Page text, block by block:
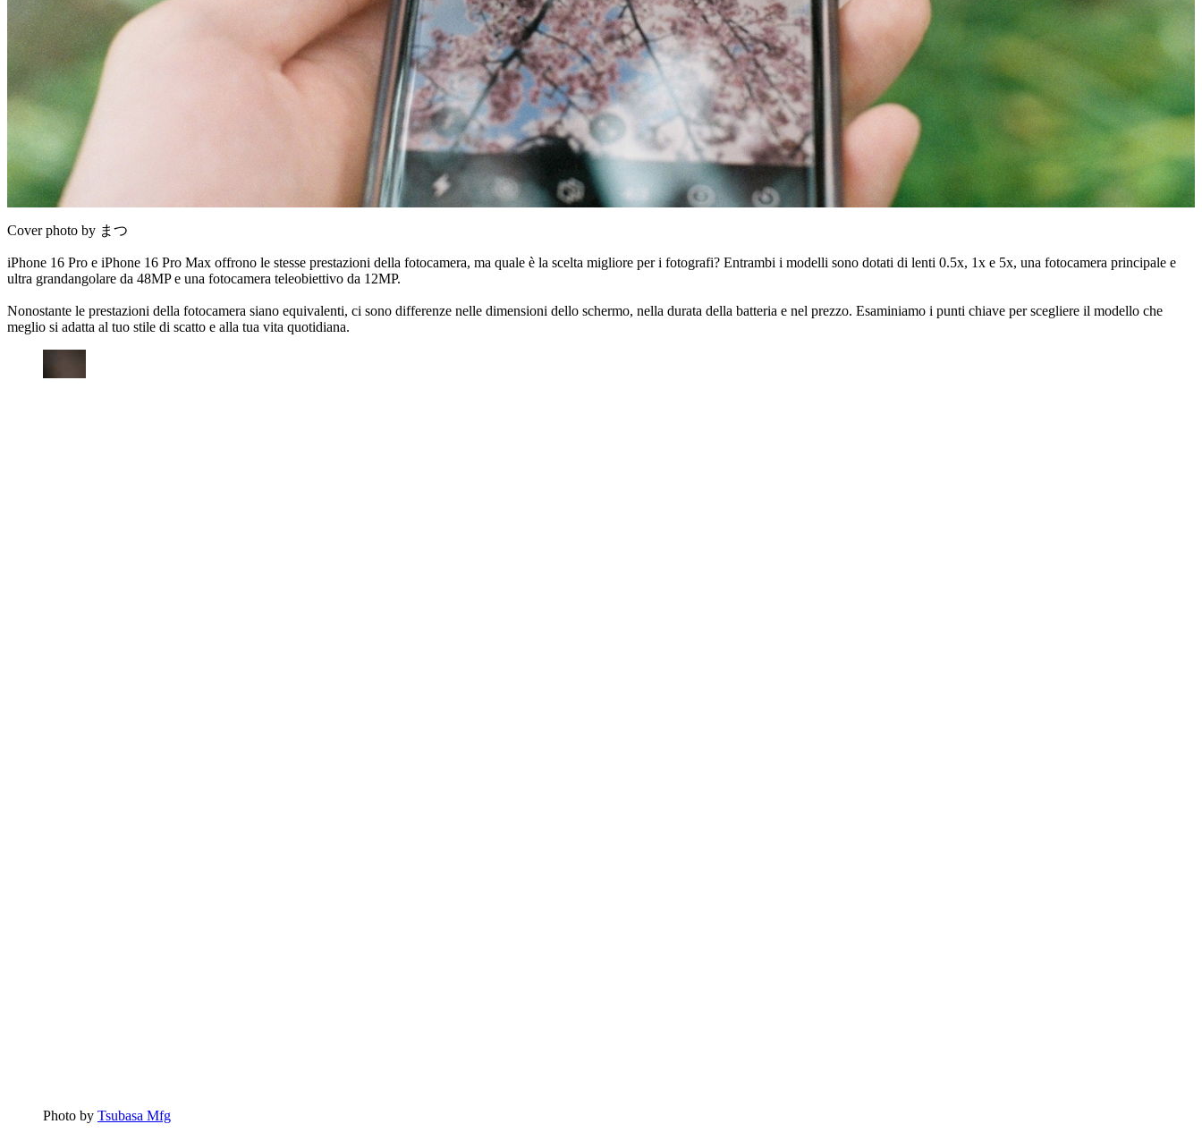
Cover photo by まつ
iPhone 16 Pro e iPhone 16 Pro Max offrono le stesse prestazioni della fotocamera, ma quale è la scelta migliore per i fotografi? Entrambi i modelli sono dotati di lenti 0.5x, 1x e 5x, una fotocamera principale e
ultra grandangolare da 48MP e una fotocamera teleobiettivo da 12MP.
Nonostante le prestazioni della fotocamera siano equivalenti, ci sono differenze nelle dimensioni dello schermo, nella durata della batteria e nel prezzo. Esaminiamo i punti chiave per scegliere il modello che
meglio si adatta al tuo stile di scatto e alla tua vita quotidiana.
Photo by Tsubasa Mfg